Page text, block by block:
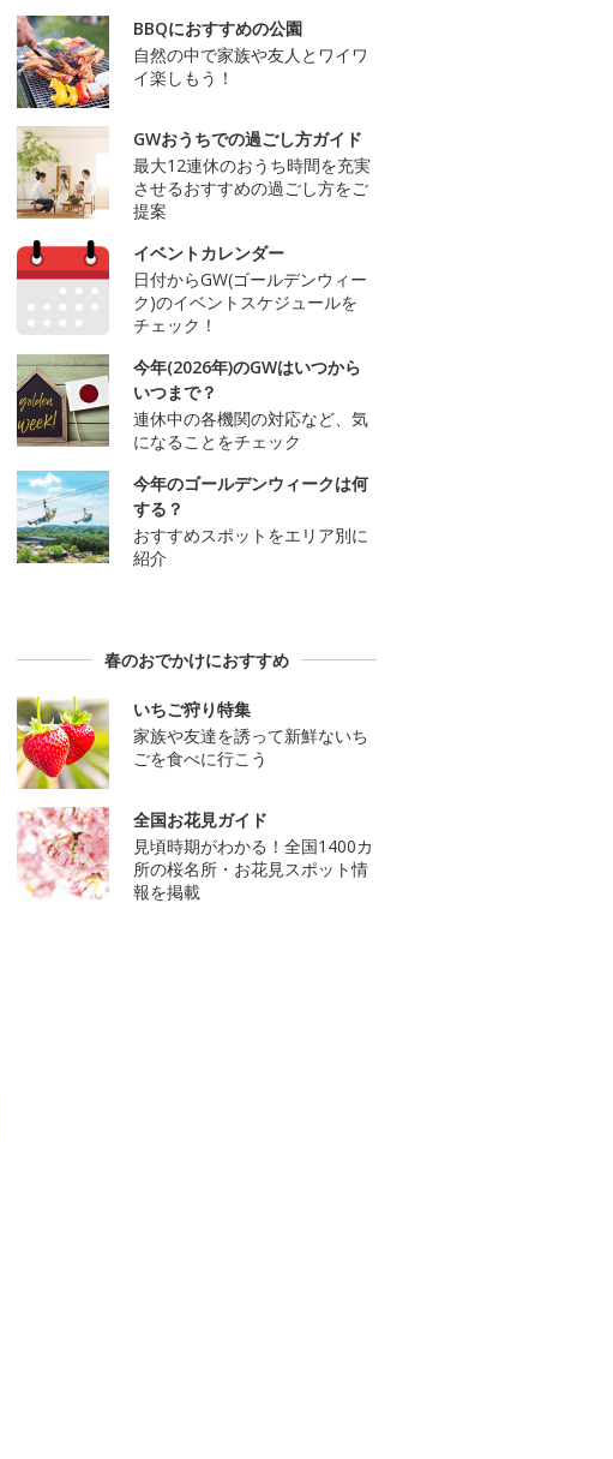
BBQにおすすめの公園
自然の中で家族や友人とワイワ
イ楽しもう！
GWおうちでの過ごし方ガイド
最大12連休のおうち時間を充実
させるおすすめの過ごし方をご
提案
イベントカレンダー
日付からGW(ゴールデンウィー
ク)のイベントスケジュールを
チェック！
今年(2026年)のGWはいつから
いつまで？
連休中の各機関の対応など、気
になることをチェック
今年のゴールデンウィークは何
する？
おすすめスポットをエリア別に
紹介
春のおでかけにおすすめ
いちご狩り特集
家族や友達を誘って新鮮ないち
ごを食べに行こう
全国お花見ガイド
見頃時期がわかる！全国1400カ
所の桜名所・お花見スポット情
報を掲載